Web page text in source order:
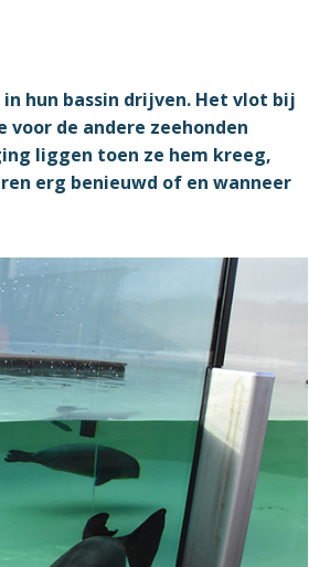
hun bassin drijven. Het vlot bij
voor de andere zeehonden
liggen toen ze hem kreeg,
erg benieuwd of en wanneer